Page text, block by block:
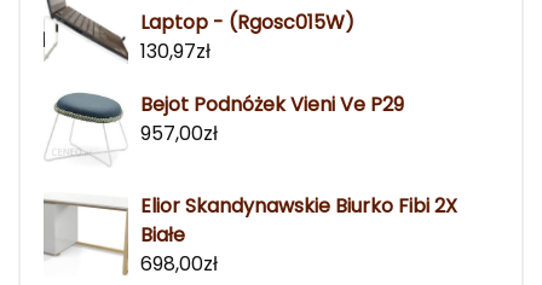
Laptop - (Rgosc015W)
130,97zł
Bejot Podnóżek Vieni Ve P29
957,00zł
Elior Skandynawskie Biurko Fibi 2X
Białe
698,00zł